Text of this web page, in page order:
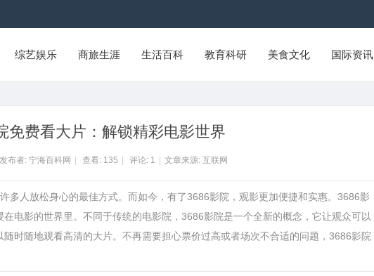
综艺娱乐 商旅生涯 生活百科 教育科研 美食文化 国际资讯
免费看大片：解锁精彩电影世界
发布者: 宁海百科网 查看: 135 评论: 1 文章来源: 互联网
多人放松身心的最佳方式。而如今，有了3686影院，观影更加便捷和实惠。3686影
电影的世界里。不同于传统的电影院，3686影院是一个全新的概念，它让观众可以
时随地观看高清的大片。不再需要担心票价过高或者场次不合适的问题，3686影院